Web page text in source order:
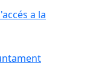
a la